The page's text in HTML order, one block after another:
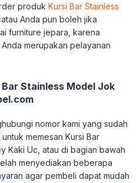
produk Kursi Bar Stainless
Anda pun boleh jika
furniture jepara, karena
merupakan pelayanan
Stainless Model Jok
nomor kami yang sudah
memesan Kursi Bar
Kaki Uc, atau di bagian bawah
menyediakan beberapa
agar pembeli dapat mudah